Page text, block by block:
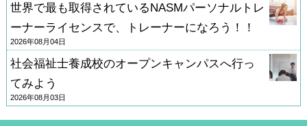
世界で最も取得されているNASMパーソナルトレ
ーナーライセンスで、トレーナーになろう！！
2026年08月04日
社会福祉士養成校のオープンキャンパスへ行っ
てみよう
2026年08月03日